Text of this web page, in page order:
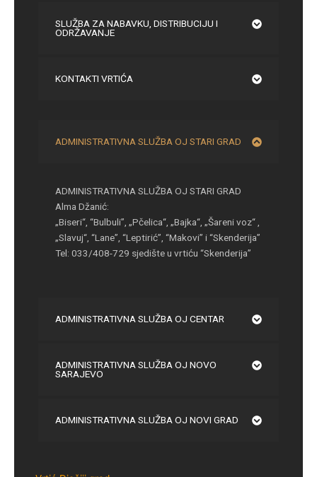
SLUŽBA ZA NABAVKU, DISTRIBUCIJU I
ODRŽAVANJE
KONTAKTI VRTIĆA
ADMINISTRATIVNA SLUŽBA OJ STARI GRAD
ADMINISTRATIVNA SLUŽBA OJ STARI GRAD
Alma Džanić:
„Biseri“, “Bulbuli”, „Pčelica“, „Bajka“, „Šareni voz“ ,
„Slavuj“, “Lane”, “Leptirić”, “Makovi” i “Skenderija”
Tel: 033/408-729 sjedište u vrtiću “Skenderija”
ADMINISTRATIVNA SLUŽBA OJ CENTAR
ADMINISTRATIVNA SLUŽBA OJ NOVO
SARAJEVO
ADMINISTRATIVNA SLUŽBA OJ NOVI GRAD